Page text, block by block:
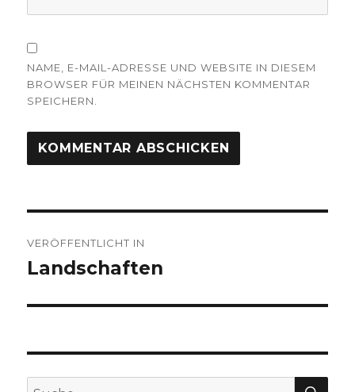
NAME, E-MAIL-ADRESSE UND WEBSITE IN DIESEM
BROWSER FÜR MEINEN NÄCHSTEN KOMMENTAR
SPEICHERN.
VERÖFFENTLICHT IN
Landschaften
Suche